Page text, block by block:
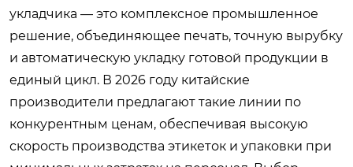
укладчика — это комплексное промышленное
решение, объединяющее печать, точную вырубку
и автоматическую укладку готовой продукции в
единый цикл. В 2026 году китайские
производители предлагают такие линии по
конкурентным ценам, обеспечивая высокую
скорость производства этикеток и упаковки при